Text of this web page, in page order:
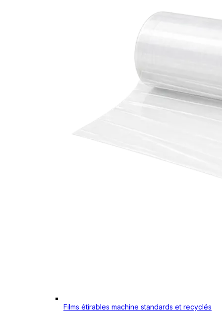
Films étirables machine standards et recyclés